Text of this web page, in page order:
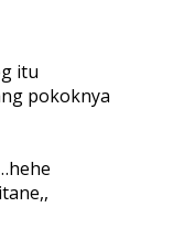
itu
pokoknya